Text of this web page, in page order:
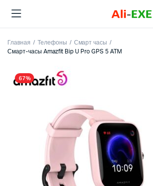
Главная Телефоны
Смарт часы
Смарт-часы Amazfit Bip U Pro GPS 5 ATM
67%